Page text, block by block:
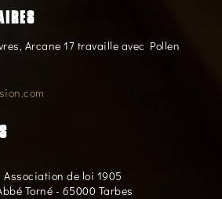
Arcane 17 travaille avec Pollen
de loi 1905
Torné - 65000 Tarbes